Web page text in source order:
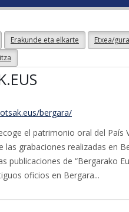
Erakunde eta elkarte Etxea/
bergara/
el patrimonio oral del País
las grabaciones realizadas en
publicaciones de “Bergarako
oficios en Bergara...